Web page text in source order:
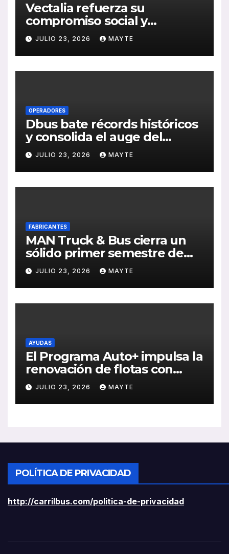
Vectalia refuerza su
compromiso social y
medioambiental con la
publicación de su Memoria
de RSC 2025
JULIO 23, 2026 MAYTE
OPERADORES
Dbus bate récords históricos
y consolida el auge del
transporte público en San
Sebastián
JULIO 23, 2026 MAYTE
FABRICANTES
MAN Truck & Bus cierra un
sólido primer semestre de
2026 con crecimiento en
ventas, pedidos y
rentabilidad
JULIO 23, 2026 MAYTE
AYUDAS
El Programa Auto+ impulsa la
renovación de flotas con
ayudas a vehículos eléctricos
ligeros
JULIO 23, 2026 MAYTE
POLÍTICA DE PRIVACIDAD
http://carrilbus.com/politica-de-privacidad